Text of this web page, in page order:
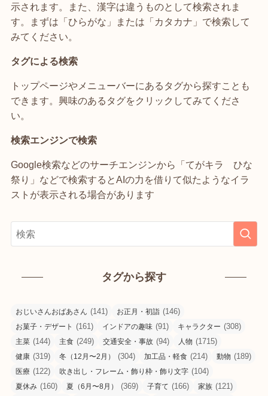
示されます。また、漢字は違うものとして検索されま
す。まずは「ひらがな」または「カタカナ」で検索して
みてください。
タグによる検索
トップページやメニューバーにあるタグから探すことも
できます。興味のあるタグをクリックしてみてくださ
い。
検索エンジンで検索
Google検索などのサーチエンジンから「てがキラ ひな
祭り」などで検索するとAIの力を借りて似たようなイラ
ストが表示される場合があります
タグから探す
おじいさんおばあさん (141) お正月・初詣 (146)
お菓子・デザート (161) インドアの趣味 (91) キャラクター (308)
主菜 (144) 主食 (249) 交通安全・事故 (94) 人物 (1715)
健康 (319) 冬（12月〜2月） (304) 加工品・軽食 (214) 動物 (189)
医療 (122) 吹き出し・フレーム・飾り枠・飾り文字 (104)
夏休み (160) 夏（6月〜8月） (369) 子育て (166) 家族 (121)